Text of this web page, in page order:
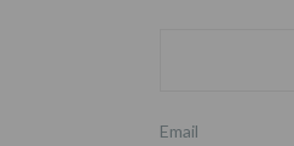
Email